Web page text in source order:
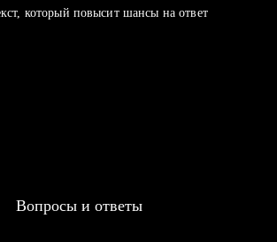
который повысит шансы на ответ
Вопросы и ответы